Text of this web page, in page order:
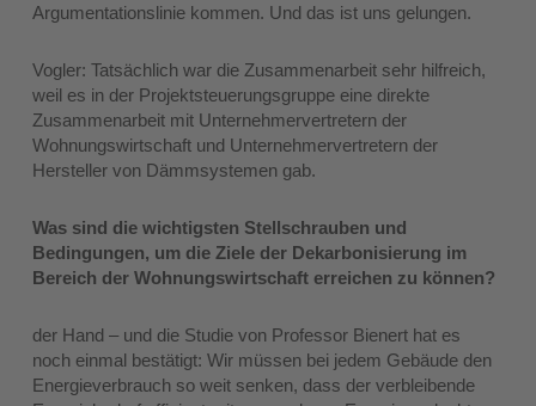
Argumentationslinie kommen. Und das ist uns gelungen.
Vogler: Tatsächlich war die Zusammenarbeit sehr hilfreich,
weil es in der Projektsteuerungsgruppe eine direkte
Zusammenarbeit mit Unternehmervertretern der
Wohnungswirtschaft und Unternehmervertretern der
Hersteller von Dämmsystemen gab.
Was sind die wichtigsten Stellschrauben und
Bedingungen, um die Ziele der Dekarbonisierung im
Bereich der Wohnungswirtschaft erreichen zu können?
der Hand – und die Studie von Professor Bienert hat es
noch einmal bestätigt: Wir müssen bei jedem Gebäude den
Energieverbrauch so weit senken, dass der verbleibende